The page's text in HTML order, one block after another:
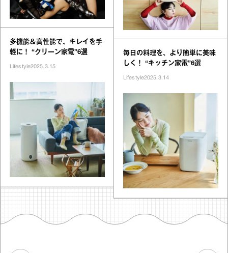
多機能＆高性能で、キレイを手
軽に！ “クリーン家電”6選
Lifestyle2025.3.15
毎日の料理を、より簡単に美味
しく！ “キッチン家電”6選
Lifestyle2025.3.14